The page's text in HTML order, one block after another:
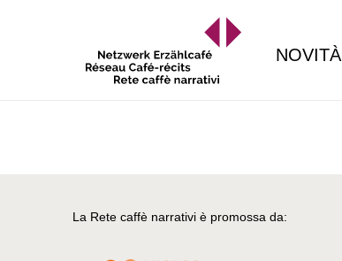
NOVITÀ
La Rete caffè narrativi è promossa da: